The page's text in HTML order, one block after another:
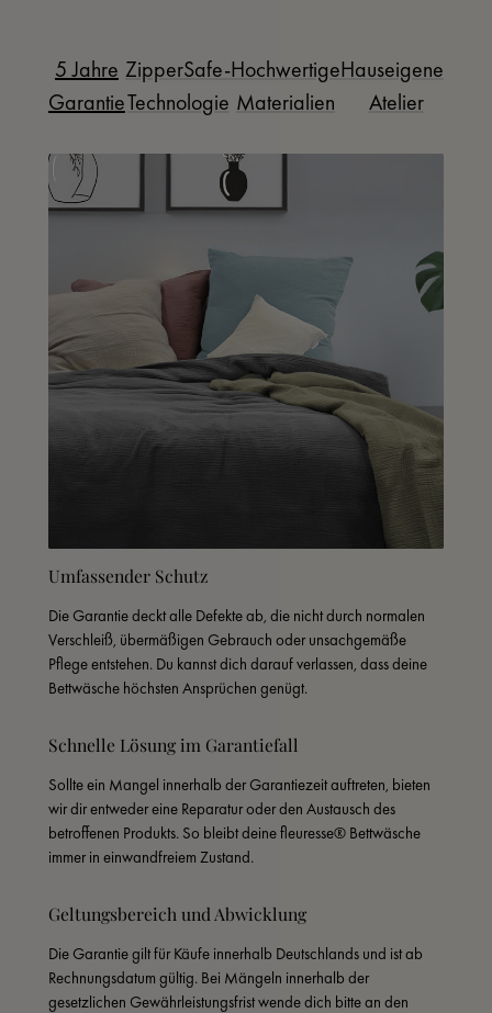
5 Jahre
Garantie
ZipperSafe-
Technologie
Hochwertige
Materialien
Hauseigenes
Atelier
Umfassender Schutz
Die Garantie deckt alle Defekte ab, die nicht durch normalen
Verschleiß, übermäßigen Gebrauch oder unsachgemäße
Pflege entstehen. Du kannst dich darauf verlassen, dass deine
Bettwäsche höchsten Ansprüchen genügt.
Schnelle Lösung im Garantiefall
Sollte ein Mangel innerhalb der Garantiezeit auftreten, bieten
wir dir entweder eine Reparatur oder den Austausch des
betroffenen Produkts. So bleibt deine fleuresse® Bettwäsche
immer in einwandfreiem Zustand.
Geltungsbereich und Abwicklung
Die Garantie gilt für Käufe innerhalb Deutschlands und ist ab
Rechnungsdatum gültig. Bei Mängeln innerhalb der
gesetzlichen Gewährleistungsfrist wende dich bitte an den